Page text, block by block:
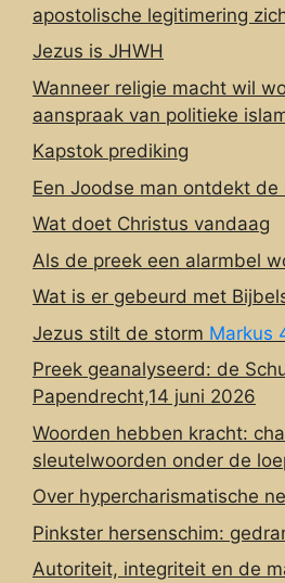
apostolische legitimering
Jezus is JHWH
Wanneer religie macht wil
aanspraak van politieke
Kapstok prediking
Een Joodse man ontdekt de
Wat doet Christus vandaag
Als de preek een alarmbel
Wat is er gebeurd met
Jezus stilt de storm Markus
Preek geanalyseerd: de
Papendrecht,14 juni 2026
Woorden hebben kracht:
sleutelwoorden onder de
Over hypercharismatische
Pinkster hersenschim:
Autoriteit, integriteit en de